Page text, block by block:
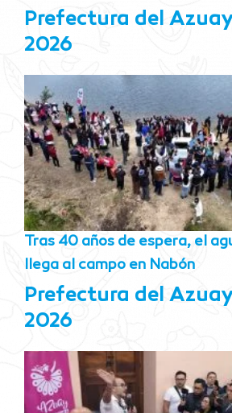
Prefectura del
2026
Tras 40 años de espera, el
llega al campo en Nabón
Prefectura del
2026